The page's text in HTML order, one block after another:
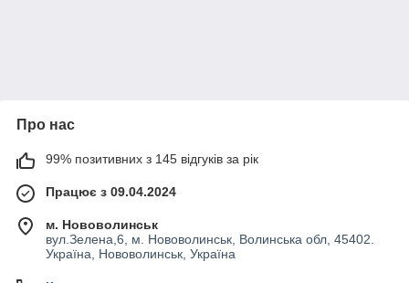
Про нас
99% позитивних з 145 відгуків за рік
Працює з 09.04.2024
м. Нововолинськ
вул.Зелена,6, м. Нововолинськ, Волинська обл, 45402.
Україна, Нововолинськ, Україна